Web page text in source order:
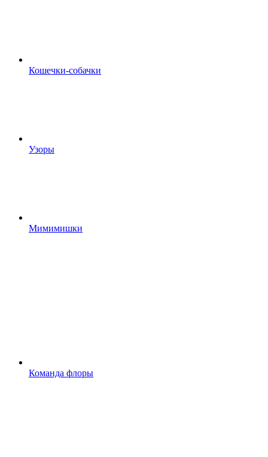
Кошечки-собачки
Узоры
Мимимишки
Команда флоры